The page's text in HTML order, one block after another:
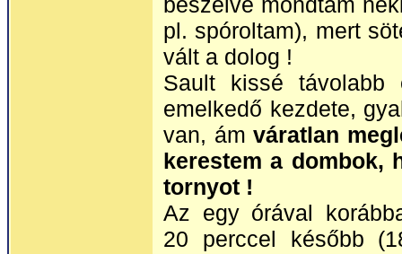
pl. spóroltam), mert
vált a dolog !
Sault kissé
emelkedő kezdete,
van, ám váratlan
kerestem a dombok,
tornyot !
Az egy órával
20 perccel később